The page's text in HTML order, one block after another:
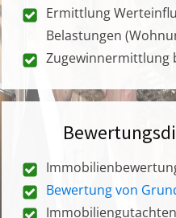
Ermittlung
Belastungen
Zugewinnermittlung
Bewertung von